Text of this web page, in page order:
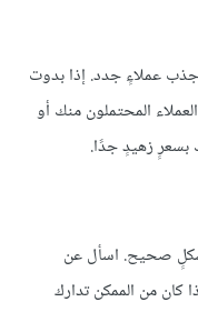
عملاءٍ جدد. إذا بدوت
المحتملون منك أو
بسعرٍ زهيدٍ جدًا.
صحيح. اسأل عن
كان من الممكن تدارك